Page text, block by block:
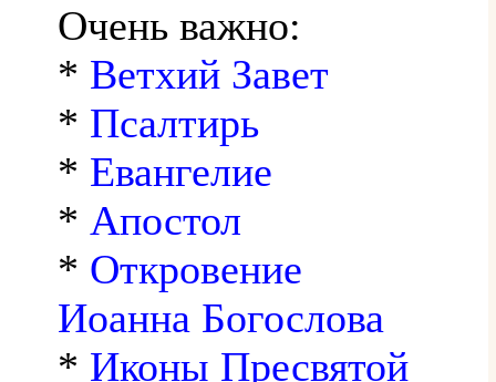
Очень важно:
* Ветхий Завет
* Псалтирь
* Евангелие
* Апостол
* Откровение
Иоанна Богослова
* Иконы Пресвятой